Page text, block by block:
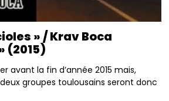
» / Krav Boca
(2015)
avant la fin d’année 2015 mais,
groupes toulousains seront donc